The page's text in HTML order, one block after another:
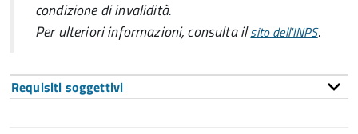
condizione di invalidità.
Per ulteriori informazioni, consulta ilsito dell'INPS.
Requisiti soggettivi